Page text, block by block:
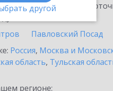
другой
информационными
Павловский Посад
Россия, Москва и
область, Тульская
регионе: